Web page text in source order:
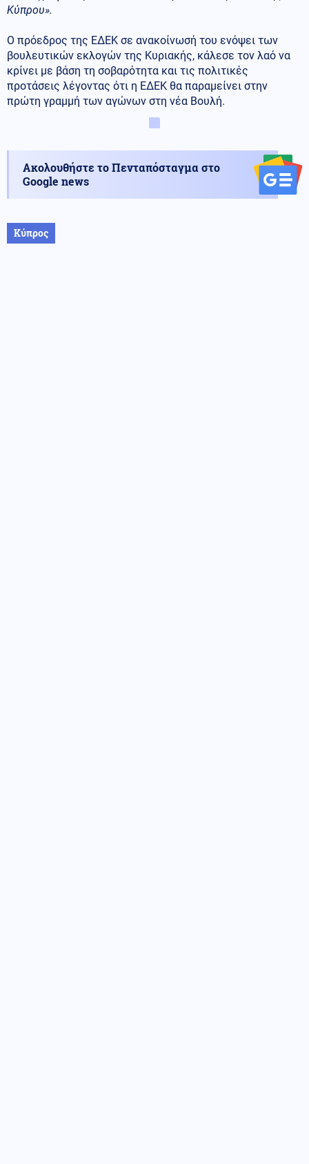
Κύπρου».
Ο πρόεδρος της ΕΔΕΚ σε ανακοίνωσή του ενόψει των
βουλευτικών εκλογών της Κυριακής, κάλεσε τον λαό να
κρίνει με βάση τη σοβαρότητα και τις πολιτικές
προτάσεις λέγοντας ότι η ΕΔΕΚ θα παραμείνει στην
πρώτη γραμμή των αγώνων στη νέα Βουλή.
Ακολουθήστε το Πενταπόσταγμα στο
Google news
Κύπρος